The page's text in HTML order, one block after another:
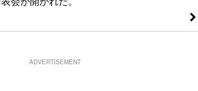
ADVERTISEMENT